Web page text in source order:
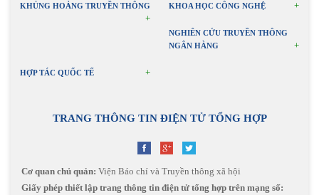
KHỦNG HOẢNG TRUYỀN THÔNG KHOA HỌC CÔNG NGHỆ
NGHIÊN CỨU TRUYỀN THÔNG
NGÂN HÀNG
HỢP TÁC QUỐC TẾ
TRANG THÔNG TIN ĐIỆN TỬ TỔNG HỢP
Cơ quan chủ quản: Viện Báo chí và Truyền thông xã hội
Giấy phép thiết lập trang thông tin điện tử tổng hợp trên mạng số: